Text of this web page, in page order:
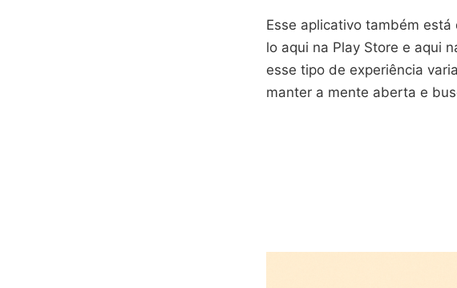
Esse aplicativo também
lo aqui na Play Store e aqui
esse tipo de experiência
manter a mente aberta e